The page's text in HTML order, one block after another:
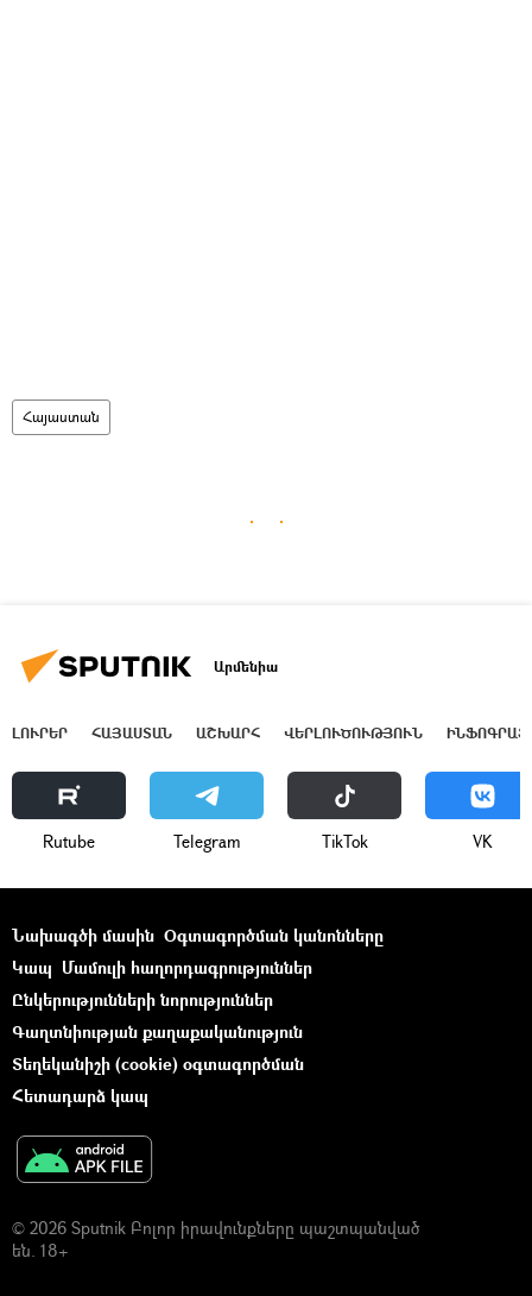
Հայաստան
Արմենիա
ԼՈՒՐԵՐ ՀԱՅԱՍՏԱՆ ԱՇԽԱՐՀ ՎԵՐԼՈՒԾՈՒԹՅՈՒՆ
Rutube Telegram ТikТоk VK
Նախագծի մասին Օգտագործման կանոնները
Կապ Մամուլի հաղորդագրություններ
Ընկերությունների նորություններ
Գաղտնիության քաղաքականություն
Տեղեկանիշի (cookie) օգտագործման
Հետադարձ կապ
© 2026 Sputnik Բոլոր իրավունքները պաշտպանված
են. 18+